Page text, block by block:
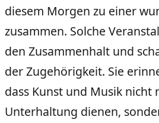
diesem Morgen zu einer
zusammen. Solche
den Zusammenhalt und
der Zugehörigkeit. Sie
dass Kunst und Musik nicht
Unterhaltung dienen,